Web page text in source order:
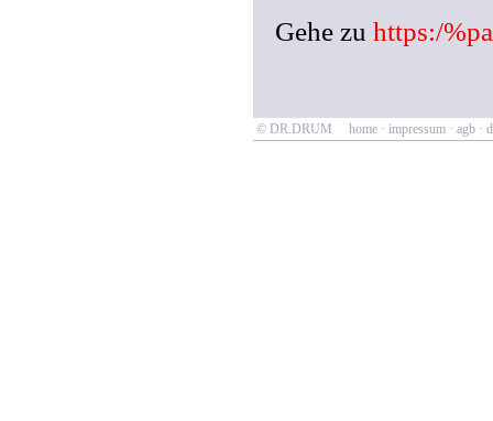
Gehe zu https:/
© DR.DRUM home · impressum · agb ·